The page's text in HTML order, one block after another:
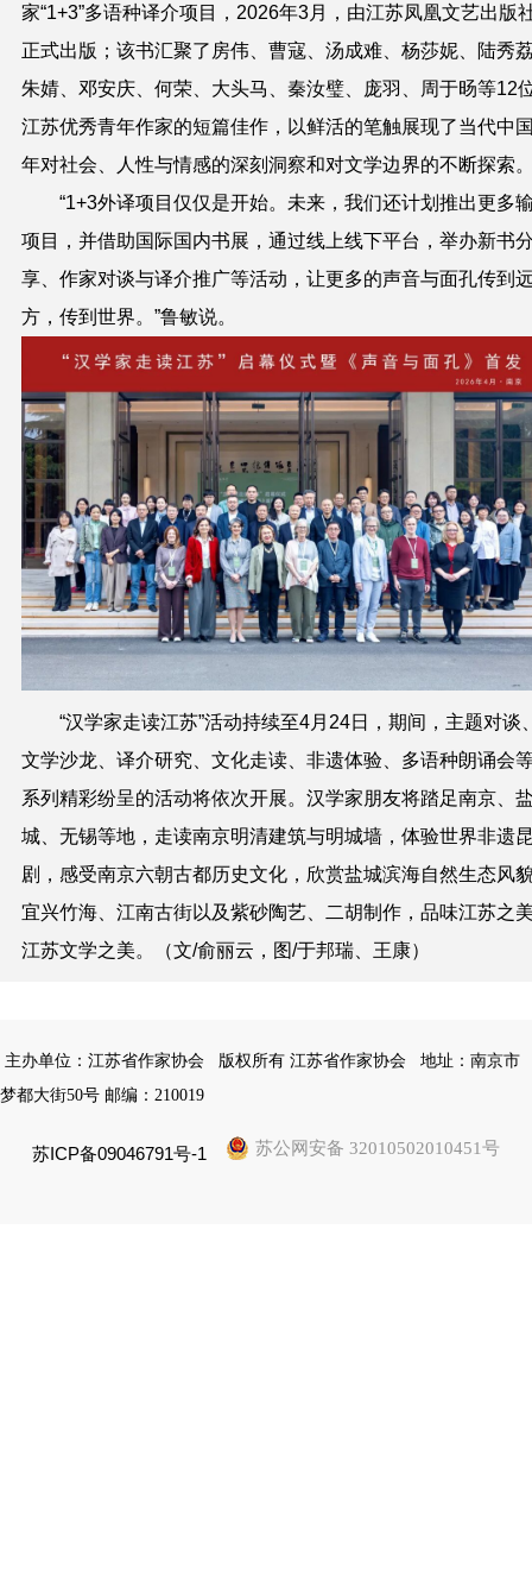
家“1+3”多语种译介项目，2026年3月，由江苏凤凰文艺出版
正式出版；该书汇聚了房伟、曹寇、汤成难、杨莎妮、陆秀
朱婧、邓安庆、何荣、大头马、秦汝璧、庞羽、周于旸等12
江苏优秀青年作家的短篇佳作，以鲜活的笔触展现了当代中
年对社会、人性与情感的深刻洞察和对文学边界的不断探索
“1+3外译项目仅仅是开始。未来，我们还计划推出更多
项目，并借助国际国内书展，通过线上线下平台，举办新书
享、作家对谈与译介推广等活动，让更多的声音与面孔传到
方，传到世界。”鲁敏说。
“汉学家走读江苏”活动持续至4月24日，期间，主题对谈
文学沙龙、译介研究、文化走读、非遗体验、多语种朗诵会
系列精彩纷呈的活动将依次开展。汉学家朋友将踏足南京、
城、无锡等地，走读南京明清建筑与明城墙，体验世界非遗
剧，感受南京六朝古都历史文化，欣赏盐城滨海自然生态风
宜兴竹海、江南古街以及紫砂陶艺、二胡制作，品味江苏之
江苏文学之美。（文/俞丽云，图/于邦瑞、王康）
主办单位：江苏省作家协会 版权所有 江苏省作家协会
地址：南京市
梦都大街50号 邮编：210019
苏ICP备09046791号-1 苏公网安备 32010502010451号